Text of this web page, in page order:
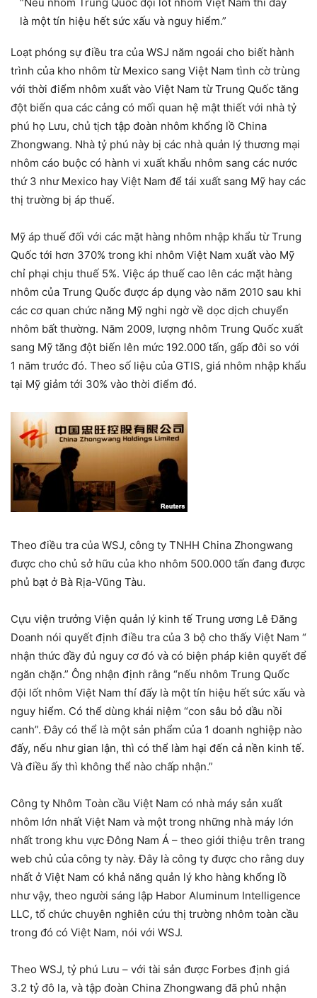
là một tín hiệu hết sức xấu và nguy hiểm.”
Loạt phóng sự điều tra của WSJ năm ngoái cho biết hành
trình của kho nhôm từ Mexico sang Việt Nam tình cờ trùng
với thời điểm nhôm xuất vào Việt Nam từ Trung Quốc tăng
đột biến qua các cảng có mối quan hệ mật thiết với nhà tỷ
phú họ Lưu, chủ tịch tập đoàn nhôm khổng lồ China
Zhongwang. Nhà tỷ phú này bị các nhà quản lý thương mại
nhôm cáo buộc có hành vi xuất khẩu nhôm sang các nước
thứ 3 như Mexico hay Việt Nam để tái xuất sang Mỹ hay các
thị trường bị áp thuế.
Mỹ áp thuế đối với các mặt hàng nhôm nhập khẩu từ Trung
Quốc tới hơn 370% trong khi nhôm Việt Nam xuất vào Mỹ
chỉ phại chịu thuế 5%. Việc áp thuế cao lên các mặt hàng
nhôm của Trung Quốc được áp dụng vào năm 2010 sau khi
các cơ quan chức năng Mỹ nghi ngờ về dọc dịch chuyển
nhôm bất thường. Năm 2009, lượng nhôm Trung Quốc xuất
sang Mỹ tăng đột biến lên mức 192.000 tấn, gấp đôi so với
1 năm trước đó. Theo số liệu của GTIS, giá nhôm nhập khẩu
tại Mỹ giảm tới 30% vào thời điểm đó.
Theo điều tra của WSJ, công ty TNHH China Zhongwang
được cho chủ sở hữu của kho nhôm 500.000 tấn đang được
phủ bạt ở Bà Rịa-Vũng Tàu.
Cựu viện trưởng Viện quản lý kinh tế Trung ương Lê Đăng
Doanh nói quyết định điều tra của 3 bộ cho thấy Việt Nam “
nhận thức đầy đủ nguy cơ đó và có biện pháp kiên quyết để
ngăn chặn.” Ông nhận định rằng “nếu nhôm Trung Quốc
đội lốt nhôm Việt Nam thí đấy là một tín hiệu hết sức xấu và
nguy hiểm. Có thể dùng khái niệm “con sâu bỏ dầu nồi
canh”. Đây có thể là một sản phẩm của 1 doanh nghiệp nào
đấy, nếu như gian lận, thì có thể làm hại đến cả nền kinh tế.
Và điều ấy thì không thể nào chấp nhận.”
Công ty Nhôm Toàn cầu Việt Nam có nhà máy sản xuất
nhôm lớn nhất Việt Nam và một trong những nhà máy lớn
nhất trong khu vực Đông Nam Á – theo giới thiệu trên trang
web chủ của công ty này. Đây là công ty được cho rằng duy
nhất ở Việt Nam có khả năng quản lý kho hàng khổng lồ
như vậy, theo người sáng lập Habor Aluminum Intelligence
LLC, tổ chức chuyên nghiên cứu thị trường nhôm toàn cầu
trong đó có Việt Nam, nói với WSJ.
Theo WSJ, tỷ phú Lưu – với tài sản được Forbes định giá
3.2 tỷ đô la, và tập đoàn China Zhongwang đã phủ nhận